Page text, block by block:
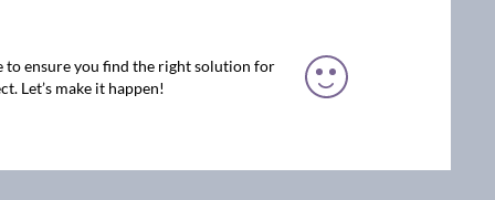
to ensure you find the right solution for
Let’s make it happen!